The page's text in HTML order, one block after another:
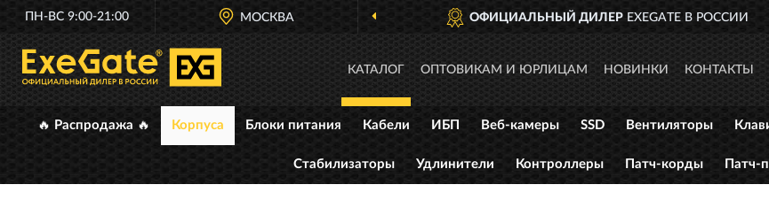
ПН-ВС 9:00-21:00 МОСКВА ОФИЦИАЛЬНЫЙ ДИЛЕРEXEGATE В РОССИИ
КАТАЛОГ ОПТОВИКАМ И ЮРЛИЦАМ НОВИНКИ КОНТАКТЫ
🔥 Распродажа 🔥 Корпуса Блоки питания Кабели ИБП Веб-камеры SSD Вентиляторы
Стабилизаторы Удлинители Контроллеры Патч-корды Патч-